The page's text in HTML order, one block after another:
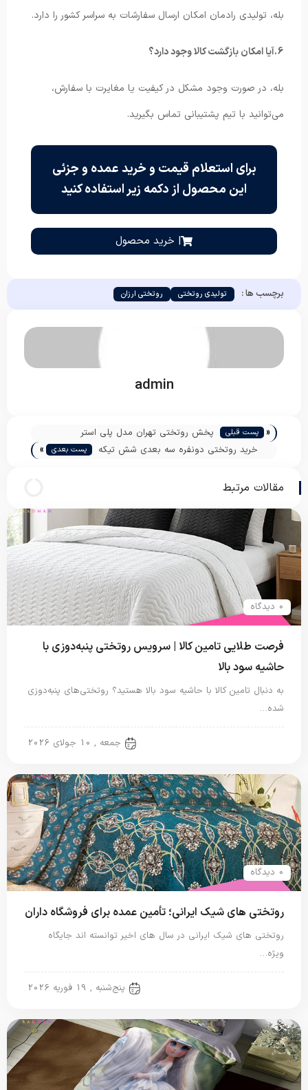
بله، تولیدی رادمان امکان ارسال سفارشات به سراسر کشور را دارد.
6.آیا امکان بازگشت کالا وجود دارد؟
بله، در صورت وجود مشکل در کیفیت یا مغایرت با سفارش،
می‌توانید با تیم پشتیبانی تماس بگیرید.
برای استعلام قیمت و خرید عمده و جزئی
این محصول از دکمه زیر استفاده کنید
| خرید محصول
برچسب ها : تولیدی روتختی روتختی ارزان
admin
« پست قبلی
پخش روتختی تهران مدل پلی استر
خرید روتختی دونفره سه بعدی شش تیکه
پست بعدی »
مقالات مرتبط
0 دیدگاه
فرصت طلایی تامین کالا | سرویس روتختی پنبه‌دوزی با
حاشیه سود بالا
به دنبال تامین کالا با حاشیه سود بالا هستید؟ روتختی‌های پنبه‌دوزی
شده…
جمعه , 10 جولای 2026
0 دیدگاه
روتختی های شیک ایرانی؛ تأمین عمده برای فروشگاه داران
روتختی های شیک ایرانی در سال های اخیر توانسته اند جایگاه
ویژه…
پنج‌شنبه , 19 فوریه 2026